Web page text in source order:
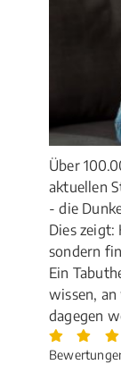
Über
aktuellen
- die
Dies zeigt:
sondern
Ein
wissen, an
dagegen